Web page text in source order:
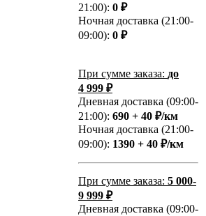
21:00): 0 ₽
Ночная доставка (21:00-
09:00): 0 ₽
При сумме заказа: до
4 999 ₽
Дневная доставка (09:00-
21:00): 690 + 40 ₽/км
Ночная доставка (21:00-
09:00): 1390 + 40 ₽/км
При сумме заказа: 5 000-
9 999 ₽
Дневная доставка (09:00-